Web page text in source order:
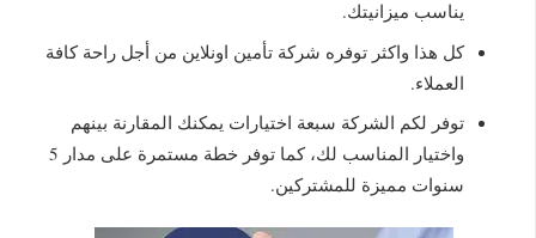
يناسب ميزانيتك.
كل هذا واكثر توفره شركة تأمين اونلاين من أجل راحة كافة
العملاء.
توفر لكم الشركة سبعة اختيارات يمكنك المقارنة بينهم
واختيار المناسب لك، كما توفر خطة مستمرة على مدار 5
سنوات مميزة للمشتركين.